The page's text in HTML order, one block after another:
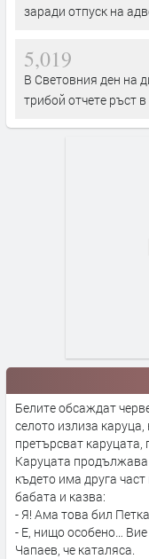
заради отпуск на
5,019
В Световния ден на
трибой отчете ръст
Белите обсаждат
селото излиза
претърсват каруцата,
Каруцата продължава
където има друга
бабата и казва:
- Я! Ама това бил
- Е, нищо особено…
Чапаев, че каталяса.